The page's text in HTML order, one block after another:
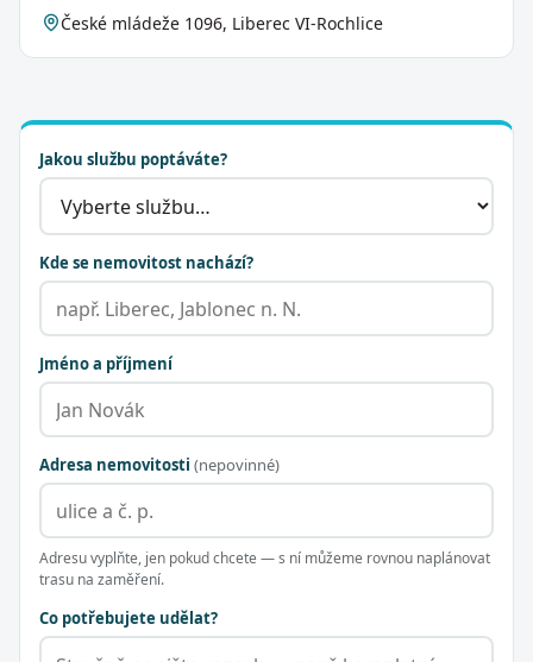
České mládeže 1096, Liberec VI-Rochlice
Jakou službu poptáváte?
Kde se nemovitost nachází?
Jméno a příjmení
Adresa nemovitosti (nepovinné)
Adresu vyplňte, jen pokud chcete — s ní můžeme rovnou naplánovat
trasu na zaměření.
Co potřebujete udělat?